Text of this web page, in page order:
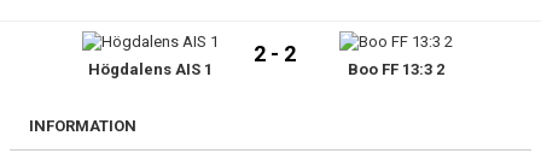
BILDGALLERI
Högdalens AIS 1
2 - 2
Boo FF 13:3 2
INFORMATION